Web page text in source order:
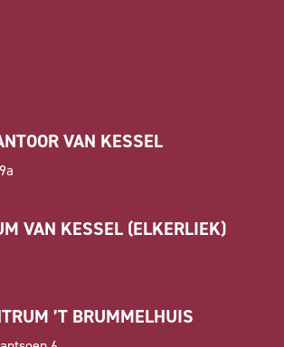
VAN KESSEL
VAN KESSEL (ELKERLIEK)
’T BRUMMELHUIS